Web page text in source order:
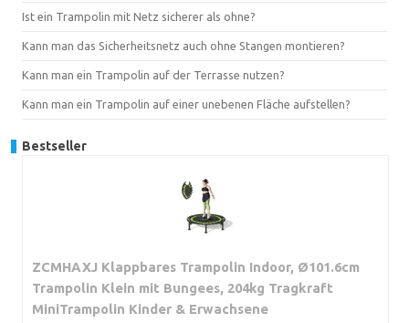
Ist ein Trampolin mit Netz sicherer als ohne?
Kann man das Sicherheitsnetz auch ohne Stangen montieren?
Kann man ein Trampolin auf der Terrasse nutzen?
Kann man ein Trampolin auf einer unebenen Fläche aufstellen?
Bestseller
ZCMHAXJ Klappbares Trampolin Indoor, Ø101.6cm
Trampolin Klein mit Bungees, 204kg Tragkraft
MiniTrampolin Kinder & Erwachsene